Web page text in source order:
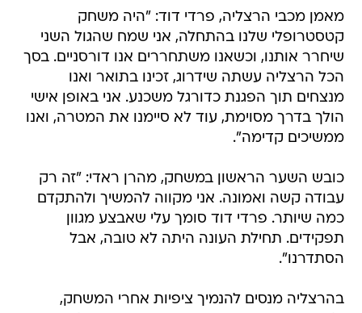
שיחרר אותנו, וכשאנו משתחררים אנו דורסניים. בסך
הכל הרצליה עשתה שידרוג, זכינו בתואר ואנו
מנצחים תוך הפגנת כדורגל משכנע. אני באופן אישי
הולך בדרך מסוימת, עוד לא סיימנו את המטרה, ואנו
ממשיכים קדימה".
כובש השער הראשון במשחק, מהרן ראדי: "זה רק
כמה שיותר. פרדי דוד סומך עלי שאבצע מגוון
תפקידים. תחילת העונה היתה לא טובה, אבל
הסתדרנו".
בהרצליה מנסים להנמיך ציפיות אחרי המשחק,
ציפיות וטענו כי התוצאה מרמה. גורמים בקבוצה